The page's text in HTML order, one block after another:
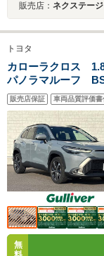
販売店： ネクステー
トヨタ
カローラクロス
パノラマルーフ
ン Bluetooth バ
後ドラレコ 電動
スタート スマート
販売店保証 車両品質評価書
無